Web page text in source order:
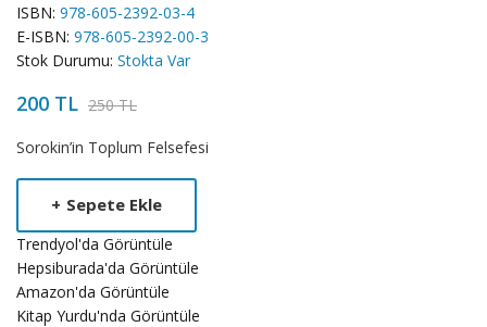
ISBN: 978-605-2392-03-4
E-ISBN: 978-605-2392-00-3
Stok Durumu: Stokta Var
200 TL 250 TL
Product
Summery
Sorokin’in Toplum Felsefesi
+ Sepete Ekle
Trendyol'da Görüntüle
Hepsiburada'da Görüntüle
Amazon'da Görüntüle
Kitap Yurdu'nda Görüntüle